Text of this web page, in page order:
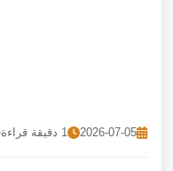
2026-07-05 1 دقيقة قراءة